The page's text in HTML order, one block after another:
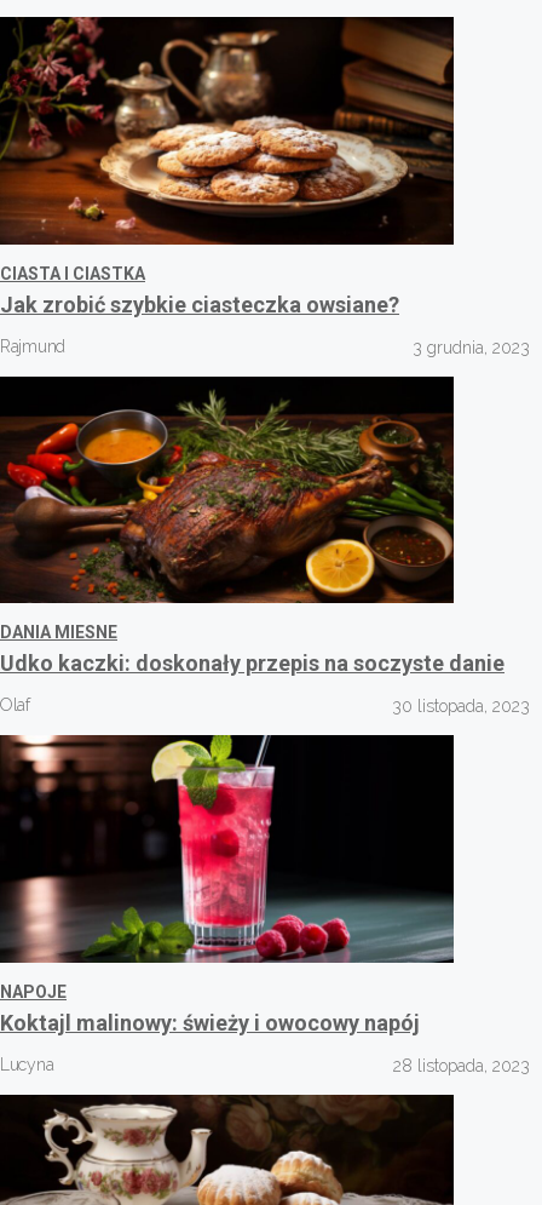
CIASTA I CIASTKA
Jak zrobić szybkie ciasteczka owsiane?
Rajmund 3 grudnia, 2023
DANIA MIESNE
Udko kaczki: doskonały przepis na soczyste danie
Olaf 30 listopada, 2023
NAPOJE
Koktajl malinowy: świeży i owocowy napój
Lucyna 28 listopada, 2023